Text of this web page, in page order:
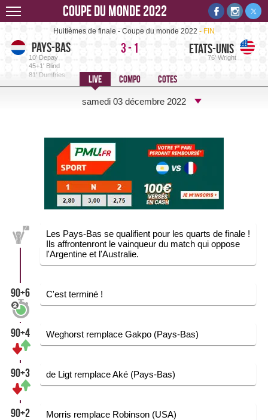
Coupe du monde 2022
Pays-Bas-Etats-Unis -
Huitièmes de finale - Coupe du monde 2022
FIN
Pays-Bas 3- 1 Etats-Unis
10' Depay
45+1' Blind
81' Dumfries
76' Wright
samedi 03 décembre 2022
Les Pays-Bas se qualifient pour les quarts de finale !
Ils affrontenront le vainqueur du match qui oppose
l'Argentine et l'Australie.
90+6 C'est terminé !
90+4 Weghorst remplace Gakpo (Pays-Bas)
90+3 de Ligt remplace Aké (Pays-Bas)
90+2 Morris remplace Robinson (USA)